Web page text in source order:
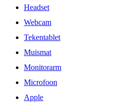
Headset
Webcam
Tekentablet
Muismat
Monitorarm
Microfoon
Apple